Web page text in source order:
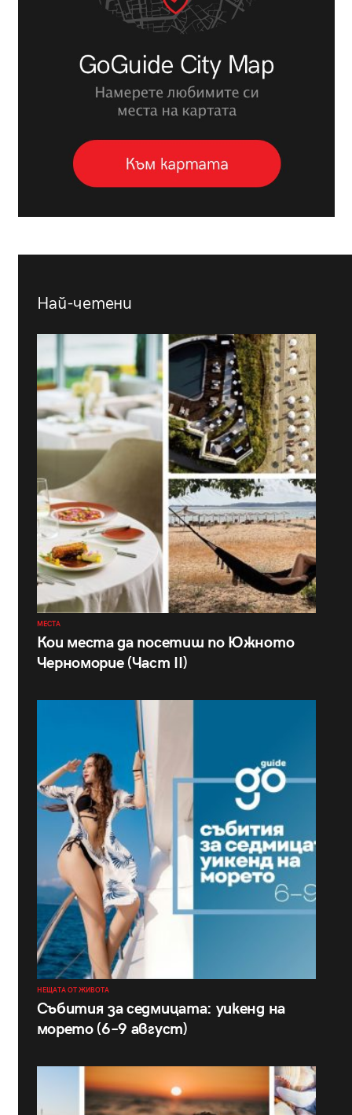
Най-четени
МЕСТА
Кои места да посетиш по Южното
Черноморие (Част II)
НЕЩАТА ОТ ЖИВОТА
Събития за седмицата: уикенд на
морето (6–9 август)